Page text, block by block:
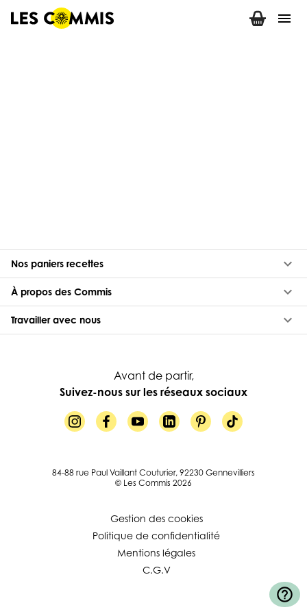
menu
Nos paniers recettes keyboard_arrow_down
À propos des Commis keyboard_arrow_down
Travailler avec nous keyboard_arrow_down
Avant de partir,
Suivez-nous sur les réseaux sociaux
84-88 rue Paul Vaillant Couturier, 92230 Gennevilliers
© Les Commis 2026
Gestion des cookies
Politique de confidentialité
Mentions légales
C.G.V
help_outline